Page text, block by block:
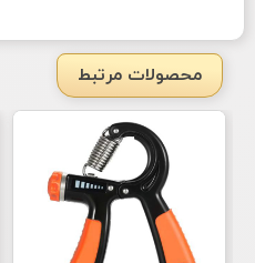
محصولات مرتبط